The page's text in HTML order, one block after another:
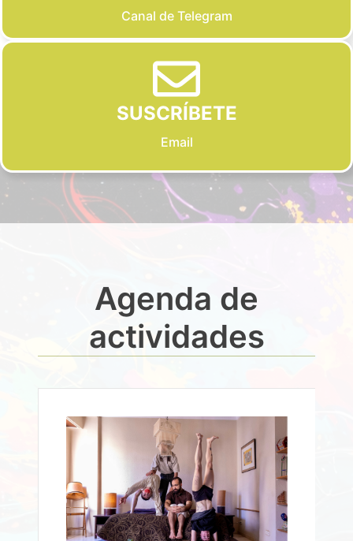
Canal de Telegram
SUSCRÍBETE
Email
Agenda de
actividades